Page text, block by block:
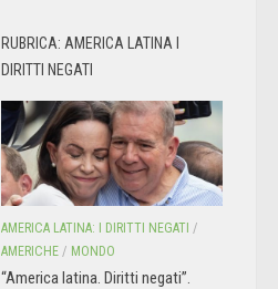
RUBRICA: AMERICA LATINA I
DIRITTI NEGATI
AMERICA LATINA: I DIRITTI NEGATI /
AMERICHE / MONDO
“America latina. Diritti negati”.